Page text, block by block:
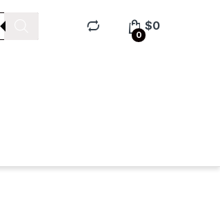
0
$0